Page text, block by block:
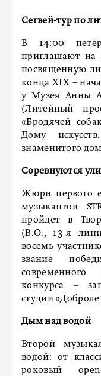
Сегвей-тур по
В 14:00
приглашают на
посвященную
конца ХIX –
у Музея Анны
(Литейный
«Бродячей
Дому
знаменитого
Соревнуются
Жюри первого
музыкантов
пройдет в
(В.О., 13-я
восемь
звание
конкурса –
студии
Дым над водой
Второй
водой: от
роковый